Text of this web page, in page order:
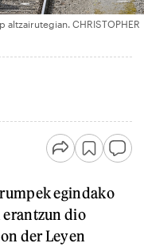
CHRISTOPHER
egindako
dio
der Leyen